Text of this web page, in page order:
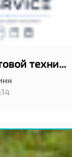
ремонт бытовой техники